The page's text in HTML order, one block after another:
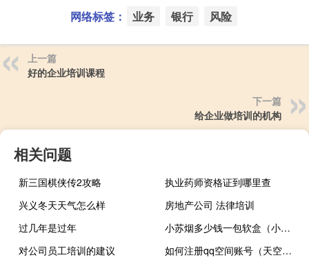
网络标签： 业务 银行 风险
上一篇
好的企业培训课程
下一篇
给企业做培训的机构
相关问题
新三国棋侠传2攻略
执业药师资格证到哪里查
兴义冬天天气怎么样
房地产公司 法律培训
过几年是过年
小苏烟多少钱一包软盒（小苏烟多少钱一包）
对公司员工培训的建议
如何注册qq空间账号（天空之舞用QQ空间注册的账号和密码在哪 是多少）